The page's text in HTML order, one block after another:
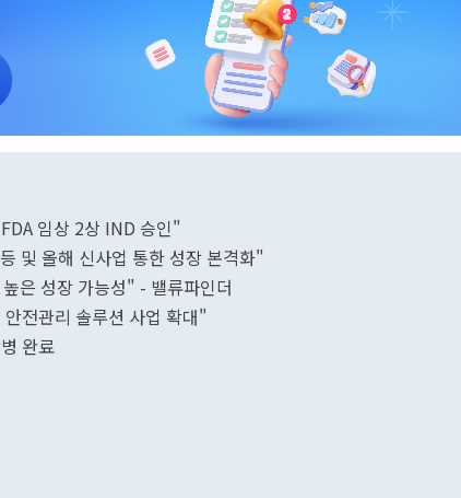
임상 2상 IND 승인"
및 올해 신사업 통한 성장 본격화"
은 성장 가능성" - 밸류파인더
전관리 솔루션 사업 확대"
완료